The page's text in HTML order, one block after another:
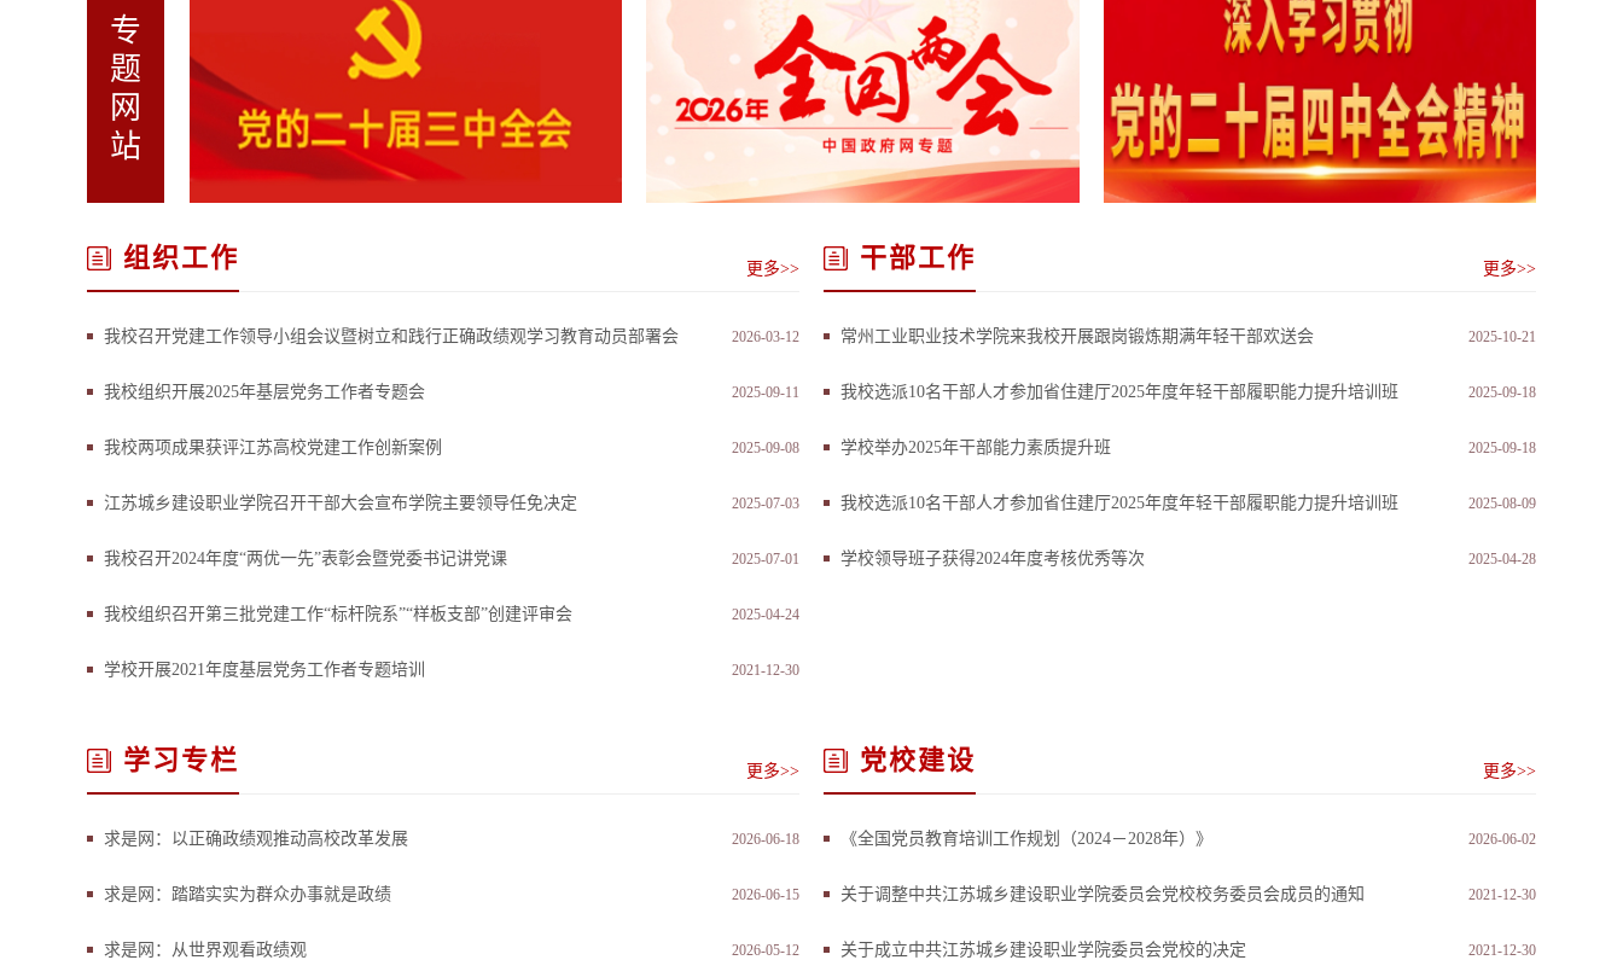
专
题
网
站
组织工作 更多>>
2026-03-12
我校召开党建工作领导小组会议暨树立和践行正确政绩观学习教育动员部署会
2025-09-11
我校组织开展2025年基层党务工作者专题会
2025-09-08
我校两项成果获评江苏高校党建工作创新案例
2025-07-03
江苏城乡建设职业学院召开干部大会宣布学院主要领导任免决定
2025-07-01
我校召开2024年度“两优一先”表彰会暨党委书记讲党课
2025-04-24
我校组织召开第三批党建工作“标杆院系”“样板支部”创建评审会
2021-12-30
学校开展2021年度基层党务工作者专题培训
干部工作 更多>>
2025-10-21
常州工业职业技术学院来我校开展跟岗锻炼期满年轻干部欢送会
2025-09-18
我校选派10名干部人才参加省住建厅2025年度年轻干部履职能力提升培训班
2025-09-18
学校举办2025年干部能力素质提升班
2025-08-09
我校选派10名干部人才参加省住建厅2025年度年轻干部履职能力提升培训班
2025-04-28
学校领导班子获得2024年度考核优秀等次
学习专栏 更多>>
2026-06-18
求是网：以正确政绩观推动高校改革发展
2026-06-15
求是网：踏踏实实为群众办事就是政绩
2026-05-12
求是网：从世界观看政绩观
党校建设 更多>>
2026-06-02
《全国党员教育培训工作规划（2024－2028年）》
2021-12-30
关于调整中共江苏城乡建设职业学院委员会党校校务委员会成员的通知
2021-12-30
关于成立中共江苏城乡建设职业学院委员会党校的决定